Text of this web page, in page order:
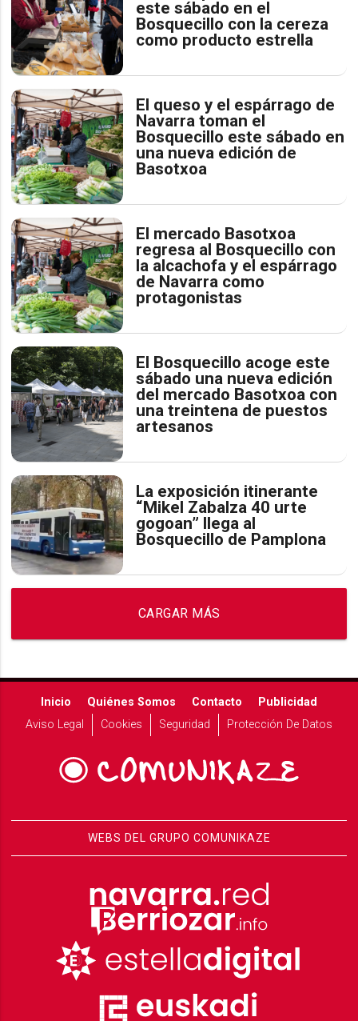
este sábado en el
Bosquecillo con la cereza
como producto estrella
El queso y el espárrago de
Navarra toman el
Bosquecillo este sábado en
una nueva edición de
Basotxoa
El mercado Basotxoa
regresa al Bosquecillo con
la alcachofa y el espárrago
de Navarra como
protagonistas
El Bosquecillo acoge este
sábado una nueva edición
del mercado Basotxoa con
una treintena de puestos
artesanos
La exposición itinerante
“Mikel Zabalza 40 urte
gogoan” llega al
Bosquecillo de Pamplona
CARGAR MÁS
Inicio Quiénes Somos Contacto
Publicidad
Aviso Legal
Cookies Seguridad Protección De Datos
WEBS DEL GRUPO COMUNIKAZE